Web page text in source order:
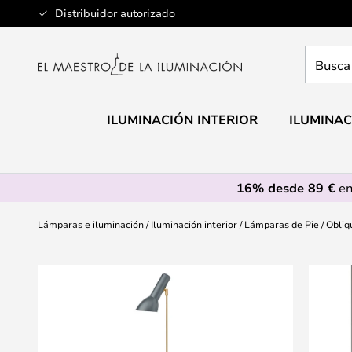
Distribuidor autorizado
Ir
al
aquí
ILUMINACIÓN INTERIOR
16% desde 89 €
Lámparas e iluminación Iluminación interior Lámparas de Pie